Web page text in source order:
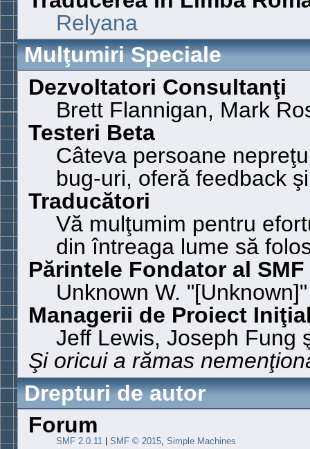
Relyana
Mulţumiri Speciale
Dezvoltatori Consultanţi
Brett Flannigan, Mark
Testeri Beta
Câteva persoane
bug-uri, oferă feedback
Traducători
Vă mulţumim pentru
din întreaga lume să
Părintele Fondator al SMF
Unknown W.
Managerii de Proiect
Jeff Lewis, Joseph Fung
Şi oricui a rămas
Drepturi de autor
Forum
SMF 2.0.11 |SMF © 2015,Simple Machines